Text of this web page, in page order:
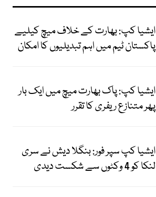
ایشیا کپ: بھارت کے خلاف میچ کیلیے
پاکستان ٹیم میں اہم تبدیلیوں کا امکان
ایشیا کپ: پاک بھارت میچ میں ایک بار
پھر متنازع ریفری کا تقرر ‏
ایشیا کپ سپر فور: بنگلا دیش نے سری
لنکا کو 4 وکٹوں سے شکست دیدی